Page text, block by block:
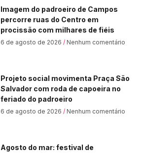
Imagem do padroeiro de Campos
percorre ruas do Centro em
procissão com milhares de fiéis
6 de agosto de 2026 Nenhum comentário
Projeto social movimenta Praça São
Salvador com roda de capoeira no
feriado do padroeiro
6 de agosto de 2026 Nenhum comentário
Agosto do mar: festival de